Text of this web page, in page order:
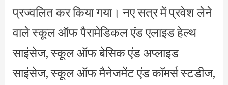
प्रज्वलित कर किया गया। नए सत्र में प्रवेश लेने
वाले स्कूल ऑफ पैरामेडिकल एंड एलाइड हेल्थ
साइंसेज, स्कूल ऑफ बेसिक एंड अप्लाइड
साइंसेज, स्कूल ऑफ मैनेजमेंट एंड कॉमर्स स्टडीज,